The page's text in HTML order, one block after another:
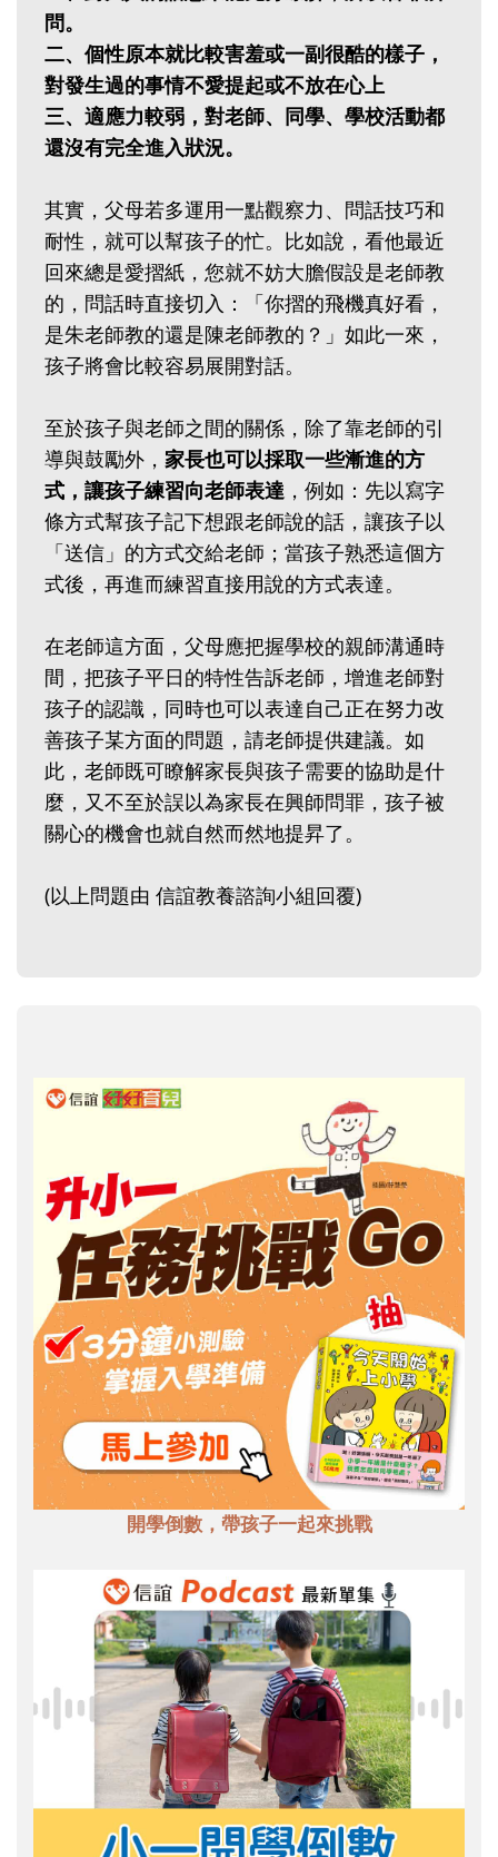
問。
二、個性原本就比較害羞或一副很酷的樣子，
對發生過的事情不愛提起或不放在心上
三、適應力較弱，對老師、同學、學校活動都
還沒有完全進入狀況。
其實，父母若多運用一點觀察力、問話技巧和
耐性，就可以幫孩子的忙。比如說，看他最近
回來總是愛摺紙，您就不妨大膽假設是老師教
的，問話時直接切入：「你摺的飛機真好看，
是朱老師教的還是陳老師教的？」如此一來，
孩子將會比較容易展開對話。
至於孩子與老師之間的關係，除了靠老師的引
導與鼓勵外， 家長也可以採取一些漸進的方
式，讓孩子練習向老師表達 ，例如：先以寫字
條方式幫孩子記下想跟老師說的話，讓孩子以
「送信」的方式交給老師；當孩子熟悉這個方
式後，再進而練習直接用說的方式表達。
在老師這方面，父母應把握學校的親師溝通時
間，把孩子平日的特性告訴老師，增進老師對
孩子的認識，同時也可以表達自己正在努力改
善孩子某方面的問題，請老師提供建議。如
此，老師既可瞭解家長與孩子需要的協助是什
麼，又不至於誤以為家長在興師問罪，孩子被
關心的機會也就自然而然地提昇了。
(以上問題由 信誼教養諮詢小組回覆)
開學倒數，帶孩子一起來挑戰